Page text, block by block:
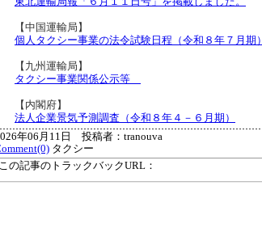
【中国運輸局】
個人タクシー事業の法令試験日程（令和８年７月期）
【九州運輸局】
タクシー事業関係公示等
【内閣府】
法人企業景気予測調査（令和８年４－６月期）
年06月11日 投稿者：tranouva
タクシー
この記事のトラックバックURL：